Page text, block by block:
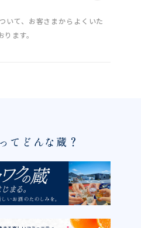
いて、お客さまからよくいた
ます。
てどんな蔵？